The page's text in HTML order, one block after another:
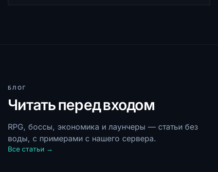
БЛОГ
Читать перед входом
RPG, боссы, экономика и лаунчеры — статьи без
воды, с примерами с нашего сервера.
Все статьи →